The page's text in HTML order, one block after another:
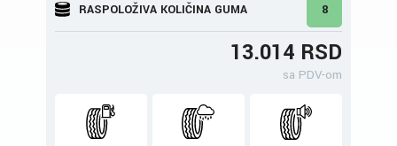
RASPOLOŽIVA KOLIČINA GUMA 8
13.014 RSD
sa PDV-om